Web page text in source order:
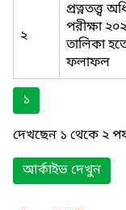
২
প্রত্নতত্ত্ব
পরীক্ষা
তালিকা
ফলাফল
১
দেখছেন ১ থেকে ২
আর্কাইভ দেখুন